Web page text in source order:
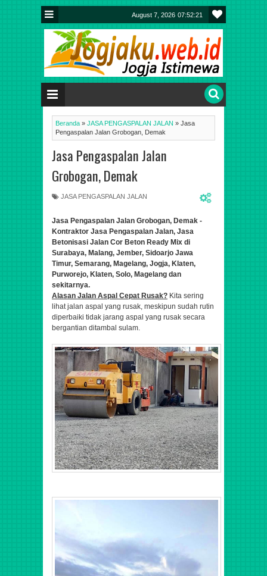
August 7, 2026 07:52:21
Beranda » JASA PENGASPALAN JALAN » Jasa
Pengaspalan Jalan Grobogan, Demak
Jasa Pengaspalan Jalan
Grobogan, Demak
JASA PENGASPALAN JALAN
Jasa Pengaspalan Jalan Grobogan, Demak -
Kontraktor Jasa Pengaspalan Jalan, Jasa
Betonisasi Jalan Cor Beton Ready Mix di
Surabaya, Malang, Jember, Sidoarjo Jawa
Timur, Semarang, Magelang, Jogja, Klaten,
Purworejo, Klaten, Solo, Magelang dan
sekitarnya.
Alasan Jalan Aspal Cepat Rusak? Kita sering
lihat jalan aspal yang rusak, meskipun sudah rutin
diperbaiki tidak jarang aspal yang rusak secara
bergantian ditambal sulam.